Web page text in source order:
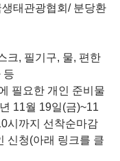
태관광협회/ 분당환
크, 필기구, 물, 편한
등
야외활동에 필요한 개인 준비물
11월 19일(금)~11
시까지 선착순마감
신청(아래 링크를 클